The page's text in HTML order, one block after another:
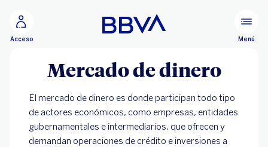
Acceso Menú
Mercado de dinero
El mercado de dinero es donde participan todo tipo
de actores económicos, como empresas, entidades
gubernamentales e intermediarios, que ofrecen y
demandan operaciones de crédito e inversiones a